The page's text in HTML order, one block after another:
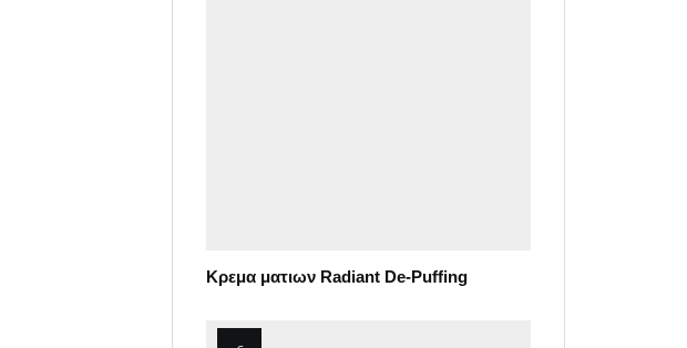
Κρεμα ματιων Radiant De-Puffing